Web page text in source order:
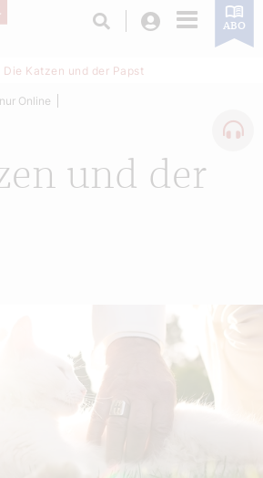
Login ABO
Die Katzen und der Papst
und der
Online